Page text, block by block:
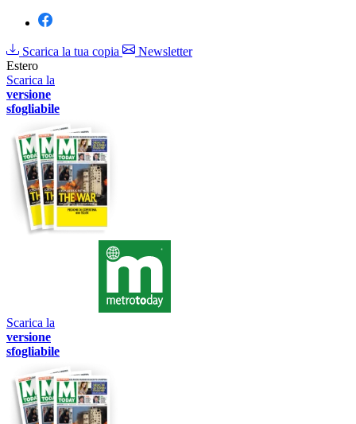
Scarica la tua copia
Newsletter
Estero
Scarica la
versione
sfogliabile
Scarica la
versione
sfogliabile